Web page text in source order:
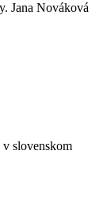
Jana Nováková
slovenskom